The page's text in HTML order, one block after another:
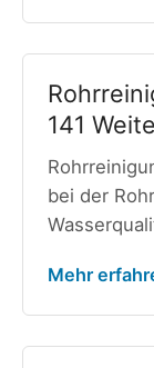
141
bei der
Mehr